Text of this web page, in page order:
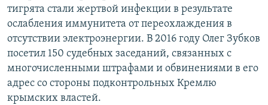
тигрята стали жертвой инфекции в результате
ослабления иммунитета от переохлаждения в
отсутствии электроэнергии. В 2016 году Олег Зубков
посетил 150 судебных заседаний, связанных с
многочисленными штрафами и обвинениями в его
адрес со стороны подконтрольных Кремлю
крымских властей.